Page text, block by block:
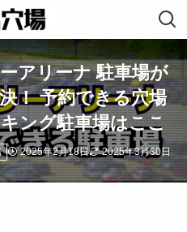
アリーナ 駐車場が
！ 予約できる穴場
ング駐車場はここ
2025年2月18日 2025年3月30日